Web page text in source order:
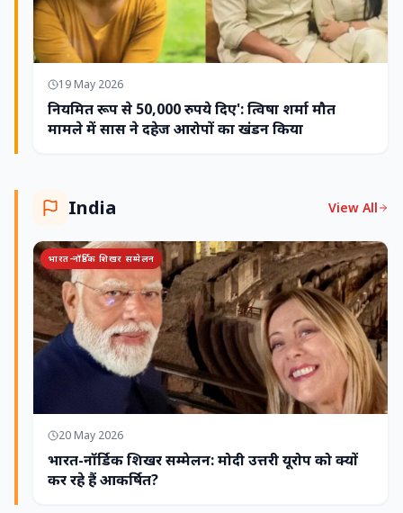
19 May 2026
नियमित रूप से 50,000 रुपये दिए': त्विषा शर्मा मौत
मामले में सास ने दहेज आरोपों का खंडन किया
India View All
भारत-नॉर्डिक शिखर सम्मेलन
20 May 2026
भारत-नॉर्डिक शिखर सम्मेलन: मोदी उत्तरी यूरोप को क्यों
कर रहे हैं आकर्षित?